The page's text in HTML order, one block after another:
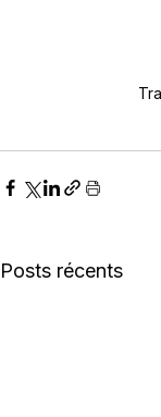
Posts récents